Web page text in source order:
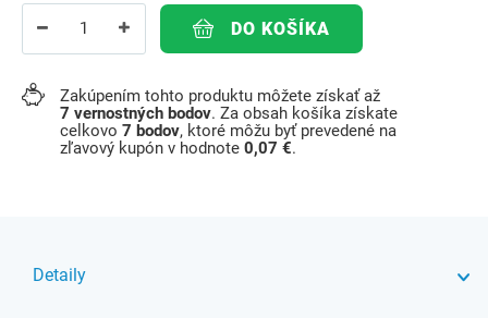
DO KOŠÍKA
Zakúpením tohto produktu môžete získať až
7 vernostných bodov. Za obsah košíka získate
celkovo 7 bodov, ktoré môžu byť prevedené na
zľavový kupón v hodnote 0,07 €.
Detaily